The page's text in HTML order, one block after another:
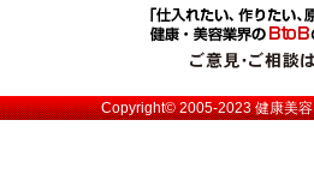
Copyright© 2005-2023健康美